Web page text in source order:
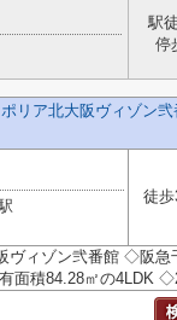
駅
停
リア北大阪ヴィゾン弐
徒歩
ィゾン弐番館 ◇阪急
面積84.28㎡の4LDK